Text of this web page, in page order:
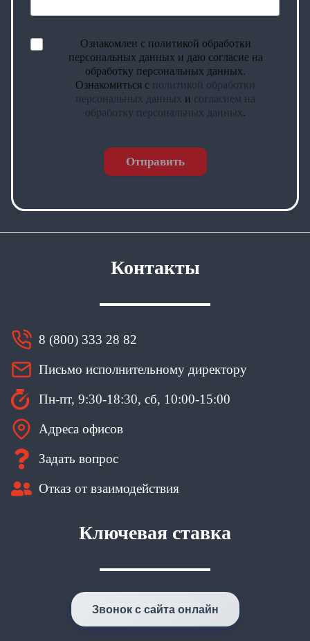
Ознакомлен с политикой обработки
персональных данных и даю согласие на
обработку персональных данных.
Ознакомиться с политикой обработки
персональных данных и согласием на
обработку персональных данных.
Отправить
Контакты
8 (800) 333 28 82
Письмо исполнительному директору
Пн-пт, 9:30-18:30, сб, 10:00-15:00
Адреса офисов
Задать вопрос
Отказ от взаимодействия
Ключевая ставка
Звонок с сайта онлайн